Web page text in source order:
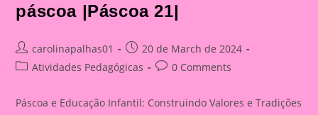
páscoa |Páscoa 21|
Post
author:
carolinapalhas01
Post
published:
20 de March de 2024
PostAtividades Pedagógicas
Post0 Comments
Páscoa e Educação Infantil: Construindo Valores e Tradições